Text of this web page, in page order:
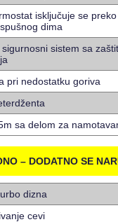
isključuje se preko
dima
sistem sa
pri nedostatku goriva
sa delom za
– DODATNO SE
dizna
cevi